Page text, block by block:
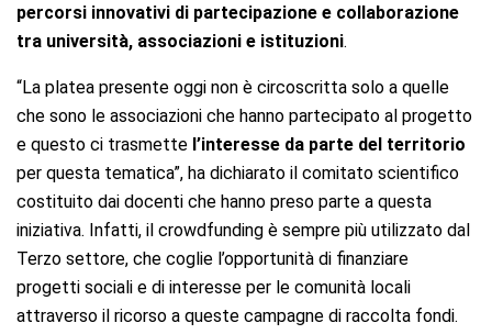
percorsi innovativi di partecipazione e collaborazione
tra università, associazioni e istituzioni.
“La platea presente oggi non è circoscritta solo a quelle
che sono le associazioni che hanno partecipato al progetto
e questo ci trasmette l’interesse da parte del territorio
per questa tematica”, ha dichiarato il comitato scientifico
costituito dai docenti che hanno preso parte a questa
iniziativa. Infatti, il crowdfunding è sempre più utilizzato dal
Terzo settore, che coglie l’opportunità di finanziare
progetti sociali e di interesse per le comunità locali
attraverso il ricorso a queste campagne di raccolta fondi.